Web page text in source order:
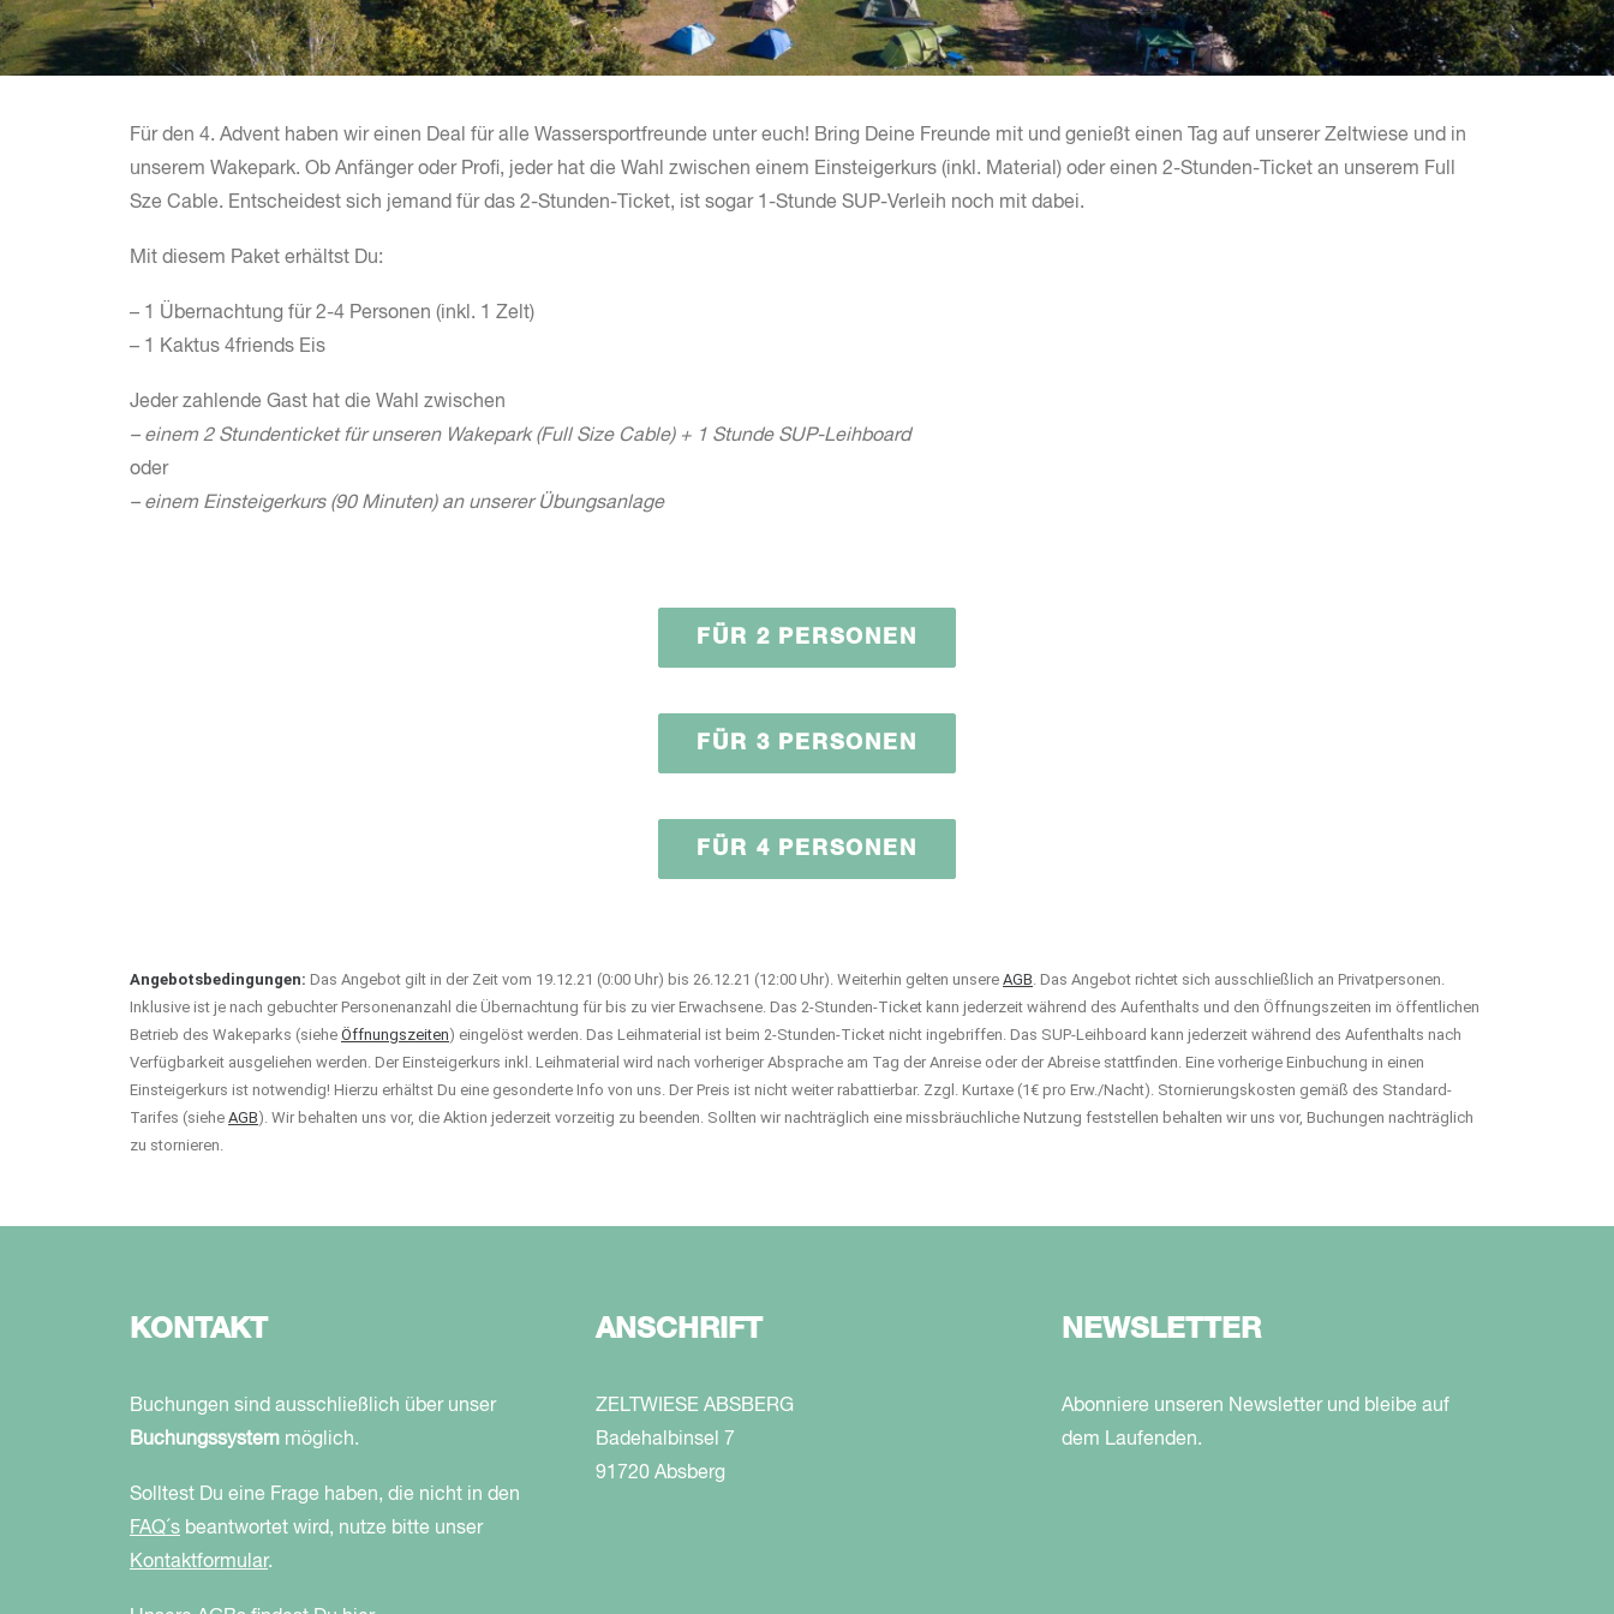
Für den 4. Advent haben wir einen Deal für alle Wassersportfreunde unter euch! Bring Deine Freunde mit und genießt einen Tag auf unserer Zeltwiese und in
unserem Wakepark. Ob Anfänger oder Profi, jeder hat die Wahl zwischen einem Einsteigerkurs (inkl. Material) oder einen 2-Stunden-Ticket an unserem Full
Sze Cable. Entscheidest sich jemand für das 2-Stunden-Ticket, ist sogar 1-Stunde SUP-Verleih noch mit dabei.
Mit diesem Paket erhältst Du:
– 1 Übernachtung für 2-4 Personen (inkl. 1 Zelt)
– 1 Kaktus 4friends Eis
Jeder zahlende Gast hat die Wahl zwischen
– einem 2 Stundenticket für unseren Wakepark (Full Size Cable) + 1 Stunde SUP-Leihboard
oder
– einem Einsteigerkurs (90 Minuten) an unserer Übungsanlage
FÜR 2 PERSONEN
FÜR 3 PERSONEN
FÜR 4 PERSONEN
Angebotsbedingungen: Das Angebot gilt in der Zeit vom 19.12.21 (0:00 Uhr) bis 26.12.21 (12:00 Uhr). Weiterhin gelten unsere AGB. Das Angebot richtet sich ausschließlich an Privatpersonen.
Inklusive ist je nach gebuchter Personenanzahl die Übernachtung für bis zu vier Erwachsene. Das 2-Stunden-Ticket kann jederzeit während des Aufenthalts und den Öffnungszeiten im öffentlichen
Betrieb des Wakeparks (siehe Öffnungszeiten) eingelöst werden. Das Leihmaterial ist beim 2-Stunden-Ticket nicht ingebriffen. Das SUP-Leihboard kann jederzeit während des Aufenthalts nach
Verfügbarkeit ausgeliehen werden. Der Einsteigerkurs inkl. Leihmaterial wird nach vorheriger Absprache am Tag der Anreise oder der Abreise stattfinden. Eine vorherige Einbuchung in einen
Einsteigerkurs ist notwendig! Hierzu erhältst Du eine gesonderte Info von uns. Der Preis ist nicht weiter rabattierbar. Zzgl. Kurtaxe (1€ pro Erw./Nacht). Stornierungskosten gemäß des Standard-
Tarifes (siehe AGB). Wir behalten uns vor, die Aktion jederzeit vorzeitig zu beenden. Sollten wir nachträglich eine missbräuchliche Nutzung feststellen behalten wir uns vor, Buchungen nachträglich
zu stornieren.
KONTAKT
Buchungen sind ausschließlich über unser
Buchungssystem möglich.
Solltest Du eine Frage haben, die nicht in den
FAQ´s beantwortet wird, nutze bitte unser
Kontaktformular.
ANSCHRIFT
ZELTWIESE ABSBERG
Badehalbinsel 7
91720 Absberg
NEWSLETTER
Abonniere unseren Newsletter und bleibe auf
dem Laufenden.